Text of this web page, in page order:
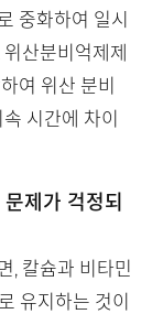
중화하여 일시
산분비억제제
여 위산 분비
시간에 차이
제가 걱정되
, 칼슘과 비타민
유지하는 것이